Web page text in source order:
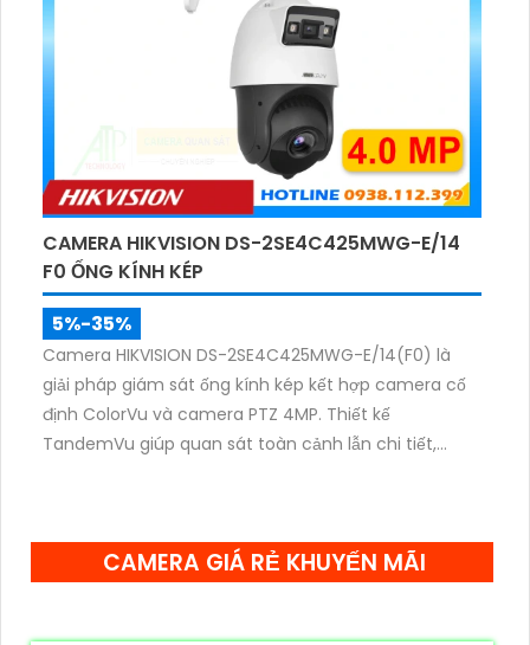
CAMERA HIKVISION DS-2SE4C425MWG-E/14
F0 ỐNG KÍNH KÉP
5%-35%
Camera HIKVISION DS-2SE4C425MWG-E/14(F0) là
giải pháp giám sát ống kính kép kết hợp camera cố
định ColorVu và camera PTZ 4MP. Thiết kế
TandemVu giúp quan sát toàn cảnh lẫn chi tiết,
CAMERA GIÁ RẺ KHUYẾN MÃI